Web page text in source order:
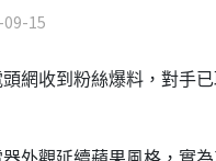
09-15
網收到粉絲爆料，對手